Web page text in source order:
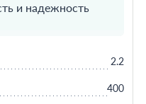
и надежность
2.2
400